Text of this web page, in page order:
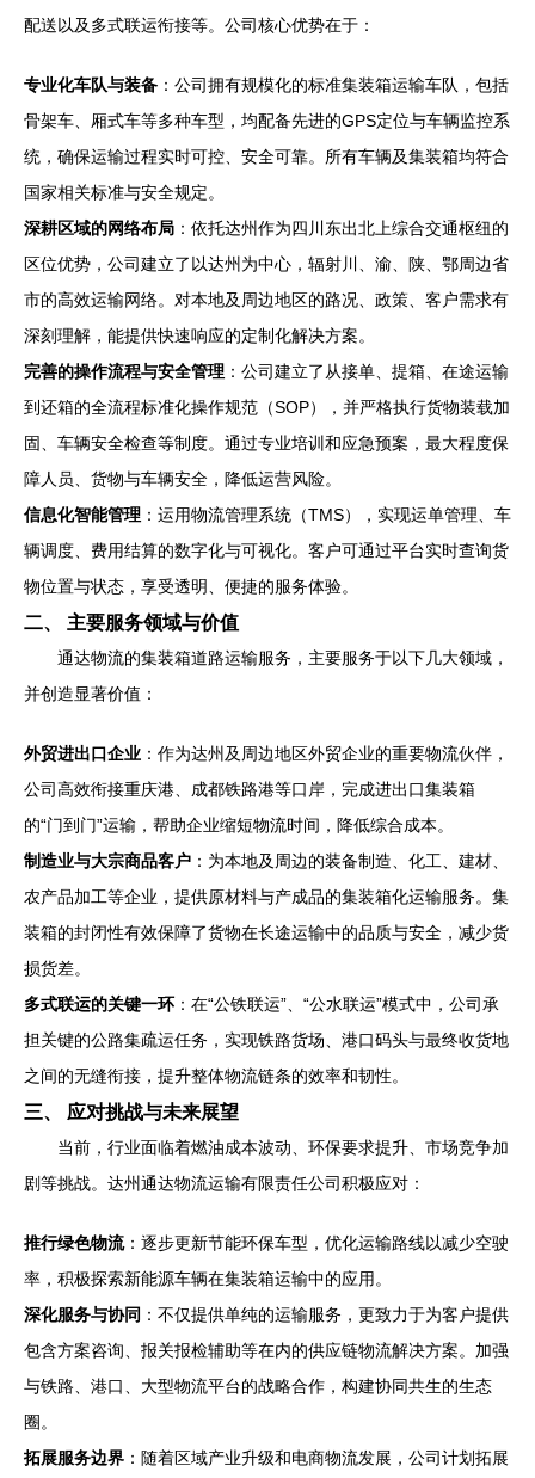
配送以及多式联运衔接等。公司核心优势在于：
专业化车队与装备 ：公司拥有规模化的标准集装箱运输车队，包括
骨架车、厢式车等多种车型，均配备先进的GPS定位与车辆监控系
统，确保运输过程实时可控、安全可靠。所有车辆及集装箱均符合
国家相关标准与安全规定。
深耕区域的网络布局 ：依托达州作为四川东出北上综合交通枢纽的
区位优势，公司建立了以达州为中心，辐射川、渝、陕、鄂周边省
市的高效运输网络。对本地及周边地区的路况、政策、客户需求有
深刻理解，能提供快速响应的定制化解决方案。
完善的操作流程与安全管理 ：公司建立了从接单、提箱、在途运输
到还箱的全流程标准化操作规范（SOP），并严格执行货物装载加
固、车辆安全检查等制度。通过专业培训和应急预案，最大程度保
障人员、货物与车辆安全，降低运营风险。
信息化智能管理 ：运用物流管理系统（TMS），实现运单管理、车
辆调度、费用结算的数字化与可视化。客户可通过平台实时查询货
物位置与状态，享受透明、便捷的服务体验。
二、 主要服务领域与价值
通达物流的集装箱道路运输服务，主要服务于以下几大领域，
并创造显著价值：
外贸进出口企业 ：作为达州及周边地区外贸企业的重要物流伙伴，
公司高效衔接重庆港、成都铁路港等口岸，完成进出口集装箱
的“门到门”运输，帮助企业缩短物流时间，降低综合成本。
制造业与大宗商品客户 ：为本地及周边的装备制造、化工、建材、
农产品加工等企业，提供原材料与产成品的集装箱化运输服务。集
装箱的封闭性有效保障了货物在长途运输中的品质与安全，减少货
损货差。
多式联运的关键一环：在“公铁联运”、“公水联运”模式中，公司承
担关键的公路集疏运任务，实现铁路货场、港口码头与最终收货地
之间的无缝衔接，提升整体物流链条的效率和韧性。
三、 应对挑战与未来展望
当前，行业面临着燃油成本波动、环保要求提升、市场竞争加
剧等挑战。达州通达物流运输有限责任公司积极应对：
推行绿色物流：逐步更新节能环保车型，优化运输路线以减少空驶
率，积极探索新能源车辆在集装箱运输中的应用。
深化服务与协同 ：不仅提供单纯的运输服务，更致力于为客户提供
包含方案咨询、报关报检辅助等在内的供应链物流解决方案。加强
与铁路、港口、大型物流平台的战略合作，构建协同共生的生态
圈。
拓展服务边界 ：随着区域产业升级和电商物流发展，公司计划拓展